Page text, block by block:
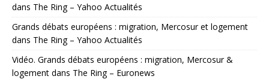
dans The Ring – Yahoo Actualités
Grands débats européens : migration, Mercosur et logement
dans The Ring – Yahoo Actualités
Vidéo. Grands débats européens : migration, Mercosur &
logement dans The Ring – Euronews